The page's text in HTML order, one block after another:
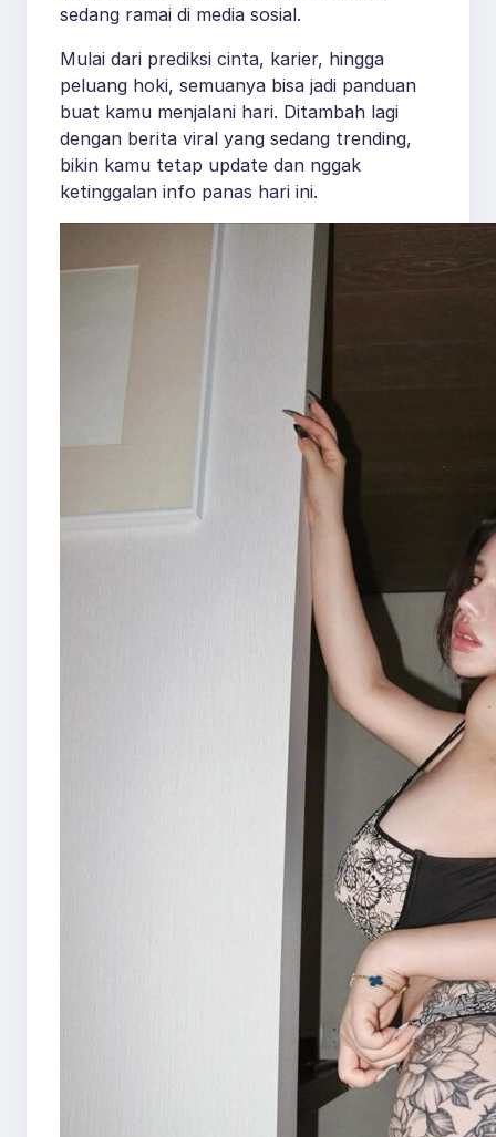
sedang ramai di media sosial.
Mulai dari prediksi cinta, karier, hingga
peluang hoki, semuanya bisa jadi panduan
buat kamu menjalani hari. Ditambah lagi
dengan berita viral yang sedang trending,
bikin kamu tetap update dan nggak
ketinggalan info panas hari ini.